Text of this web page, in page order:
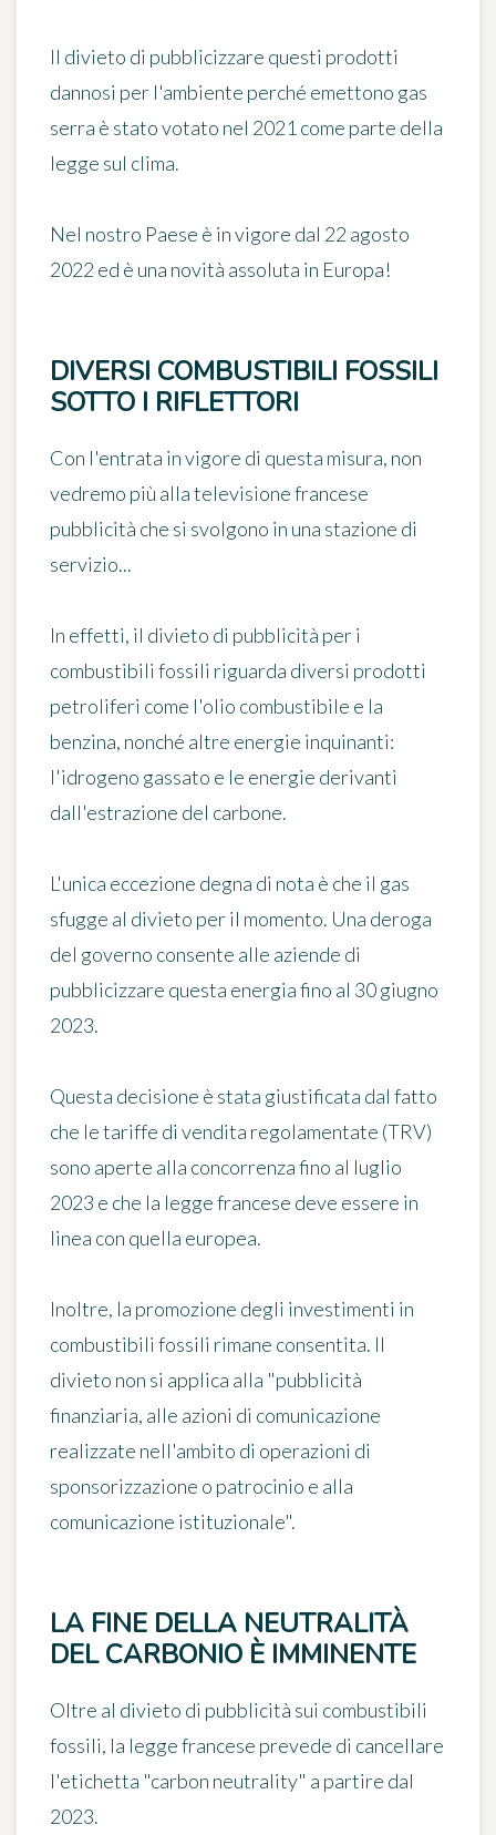
Il divieto di pubblicizzare questi prodotti
dannosi per l'ambiente perché emettono gas
serra è statovotato nel 2021 come parte della
legge sul clima.
Nel nostro Paese è in vigore dal 22 agosto
2022 ed è una novità assoluta in Europa!
DIVERSI COMBUSTIBILI FOSSILI
SOTTO I RIFLETTORI
Con l'entrata in vigore di questa misura, non
vedremo più alla televisione francese
pubblicità che si svolgono in una stazione di
servizio...
In effetti, il divieto di pubblicità per i
combustibili fossili riguarda diversi prodotti
petroliferi come l'olio combustibile e la
benzina, nonché altre energie inquinanti:
l'idrogeno gassato e le energie derivanti
dall'estrazione del carbone.
L'unica eccezione degna di nota è che il gas
sfugge al divieto per il momento. Una deroga
del governo consente alle aziende di
pubblicizzare questa energiafino al 30 giugno
2023.
Questa decisione è stata giustificata dal fatto
che le tariffe di vendita regolamentate (TRV)
sono aperte alla concorrenza fino al luglio
2023 e che la legge francese deve essere in
linea con quella europea.
Inoltre, la promozione degli investimenti in
combustibili fossili rimane consentita. Il
divieto non si applica alla "pubblicità
finanziaria, alle azioni di comunicazione
realizzate nell'ambito di operazioni di
sponsorizzazione o patrocinio e alla
comunicazione istituzionale".
LA FINE DELLA NEUTRALITÀ
DEL CARBONIO È IMMINENTE
Oltre al divieto di pubblicità sui combustibili
fossili, la legge francese prevede di cancellare
l'etichetta "carbon neutrality" a partire dal
2023.